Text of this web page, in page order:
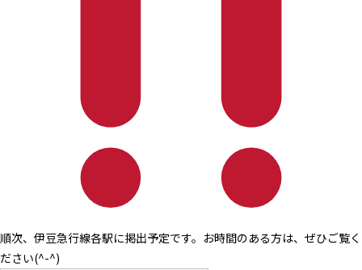
順次、伊豆急行線各駅に掲出予定です。お時間のある方は、ぜひご覧く
ださい(^-^)